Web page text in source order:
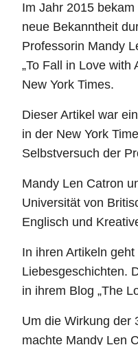
Im Jahr 2015
neue Bekanntheit
Professorin Mandy
„To Fall in Love with
New York Times.
Dieser Artikel war
in der New York
Selbstversuch der
Mandy Len Catron
Universität von
Englisch und
In ihren Artikeln
Liebesgeschichten.
in ihrem Blog „The
Um die Wirkung der
machte Mandy Len